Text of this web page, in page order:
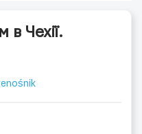
в Чехії.